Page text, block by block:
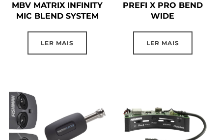
MBV MATRIX INFINITY
MIC BLEND SYSTEM
LER MAIS
PREFI X PRO BEND
WIDE
LER MAIS